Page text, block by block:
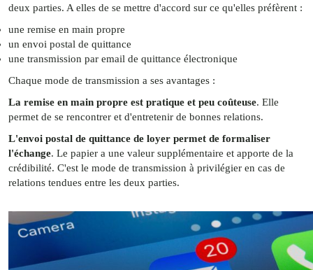
deux parties. A elles de se mettre d'accord sur ce qu'elles préfèrent :
une remise en main propre
un envoi postal de quittance
une transmission par email de quittance électronique
Chaque mode de transmission a ses avantages :
La remise en main propre est pratique et peu coûteuse. Elle
permet de se rencontrer et d'entretenir de bonnes relations.
L'envoi postal de quittance de loyer permet de formaliser
l'échange. Le papier a une valeur supplémentaire et apporte de la
crédibilité. C'est le mode de transmission à privilégier en cas de
relations tendues entre les deux parties.